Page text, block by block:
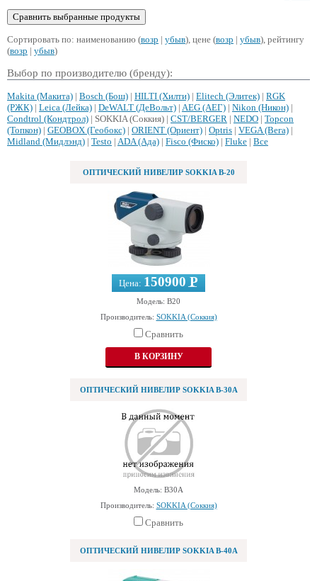
Сортировать по: наименованию (возр | убыв), цене (возр | убыв), рейтингу
(возр | убыв)
Выбор по производителю (бренду):
Makita (Макита) | Bosch (Бош) | HILTI (Хилти) | Elitech (Элитек) | RGK
(РЖК) | Leica (Лейка) | DeWALT (ДеВольт) | AEG (АЕГ) | Nikon (Никон) |
Condtrol (Кондтрол) | SOKKIA (Соккия) | CST/BERGER | NEDO | Topcon
(Топкон) | GEOBOX (Геобокс) | ORIENT (Ориент) | Optris | VEGA (Вега) |
Midland (Мидлэнд) | Testo | ADA (Ада) | Fisco (Фиско) | Fluke | Все
ОПТИЧЕСКИЙ НИВЕЛИР SOKKIA B-20
Цена: 150900 Р
—
Модель: B20
Производитель: SOKKIA (Соккия)
Сравнить
ОПТИЧЕСКИЙ НИВЕЛИР SOKKIA B-30A
Модель: B30A
Производитель: SOKKIA (Соккия)
Сравнить
ОПТИЧЕСКИЙ НИВЕЛИР SOKKIA B-40A